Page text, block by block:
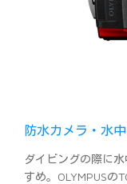
防水カメラ・水
ダイビングの際に
すめ。OLYMPUSの